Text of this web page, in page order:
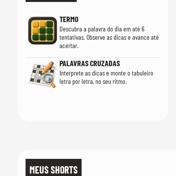
TERMO
Descubra a palavra do dia em até 6
tentativas. Observe as dicas e avance até
acertar.
PALAVRAS CRUZADAS
Interprete as dicas e monte o tabuleiro
letra por letra, no seu ritmo.
MEUS SHORTS